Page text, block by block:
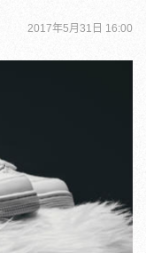
2017年5月31日 16:00